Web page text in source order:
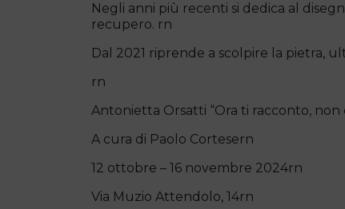
Negli anni più recenti si dedica al
recupero. rn
Dal 2021 riprende a scolpire la pietra,
rn
Antonietta Orsatti “Ora ti racconto, non
A cura di Paolo Cortesern
12 ottobre – 16 novembre 2024rn
Via Muzio Attendolo, 14rn